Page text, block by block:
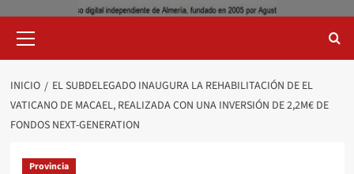
primario
INICIO
EL SUBDELEGADO INAUGURA LA REHABILITACIÓN DE EL
VATICANO DE MACAEL, REALIZADA CON UNA INVERSIÓN DE 2,2M€ DE
FONDOS NEXT-GENERATION
Provincia